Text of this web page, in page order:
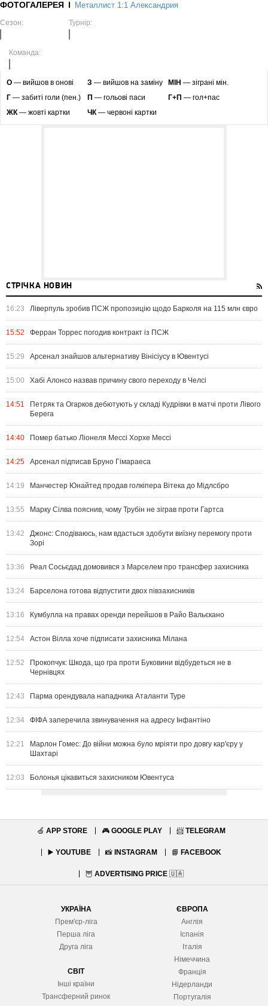
ФОТОГАЛЕРЕЯ Металлист 1:1 Александрия
Сезон: Турнір:
Команда:
O — вийшов в онові З — вийшов на заміну МІН — зіграні мін.
Г — забиті голи (пен.) П — гольові паси Г+П — гол+пас
ЖК— жовті картки ЧК— червоні картки
СТРІЧКА НОВИН
16:23 Ліверпуль зробив ПСЖ пропозицію щодо Барколя на 115 млн євро
15:52 Ферран Торрес погодив контракт із ПСЖ
15:29 Арсенал знайшов альтернативу Вінісіусу в Ювентусі
15:00 Хабі Алонсо назвав причину свого переходу в Челсі
14:51
Петряк та Огарков дебютують у складі Кудрівки в матчі проти Лівого
Берега
14:40 Помер батько Ліонеля Мессі Хорхе Мессі
14:25 Арсенал підписав Бруно Гімараеса
14:19 Манчестер Юнайтед продав голкіпера Вітека до Мідлсбро
13:55 Марку Сілва пояснив, чому Трубін не зіграв проти Гартса
13:42
Джонс: Сподіваюсь, нам вдасться здобути виїзну перемогу проти
Зорі
13:36 Реал Сосьєдад домовився з Марселем про трансфер захисника
13:24 Барселона готова відпустити двох півзахисників
13:16 Кумбулла на правах оренди перейшов в Райо Вальєкано
12:54 Астон Вілла хоче підписати захисника Мілана
12:52
Прокопчук: Шкода, що гра проти Буковини відбудеться не в
Чернівцях
12:43 Парма орендувала нападника Аталанти Туре
12:34 ФІФА заперечила звинувачення на адресу Інфантіно
12:21
Марлон Гомес: До війни можна було мріяти про довгу кар'єру у
Шахтарі
12:03 Болонья цікавиться захисником Ювентуса
🍏 APP STORE 🎮 GOOGLE PLAY 📨 TELEGRAM
▶️ YOUTUBE 📸 INSTAGRAM 📘 FACEBOOK
🦉 ADVERTISING PRICE 🇺🇦
УКРАЇНА
Прем'єр-ліга
Перша ліга
Друга ліга
СВІТ
Інші країни
Трансферний ринок
ЄВРОПА
Англія
Іспанія
Італія
Німеччина
Франція
Нідерланди
Португалія